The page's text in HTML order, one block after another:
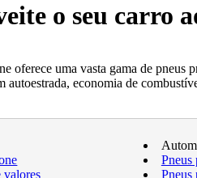
o seu carro
oferece uma vasta gama de pneus
autoestrada, economia de
valores
Pneus
Pneus